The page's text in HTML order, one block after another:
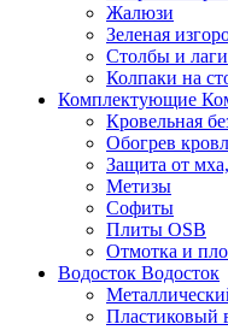
Жалюзи
Зеленая
Столбы и лаги
Колпаки на
Комплектующие
Кровельная
Обогрев
Защита от
Метизы
Софиты
Плиты OSB
Отмотка и
Водосток Водосток
Пластиковый